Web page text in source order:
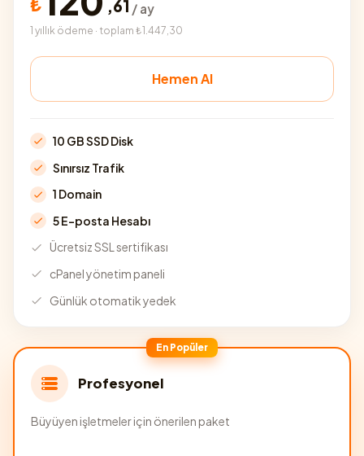
₺ ,61 / ay
1 yıllık ödeme · toplam ₺1.447,30
Hemen Al
10 GB SSD Disk
Sınırsız Trafik
1 Domain
5 E-posta Hesabı
Ücretsiz SSL sertifikası
cPanel yönetim paneli
Günlük otomatik yedek
En Popüler
Profesyonel
Büyüyen işletmeler için önerilen paket